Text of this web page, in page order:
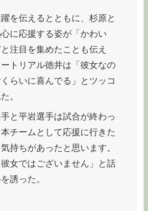
を伝えるとともに、杉原と
に応援する姿が「かわい
注目を集めたことも伝え
トリアル徳井は「彼女なの
らいに喜んでる」とツッコ
。
手と平岩選手は試合が終わっ
チームとして応援に行きた
持ちがあったと思います。
女ではございません」と話
誘った。